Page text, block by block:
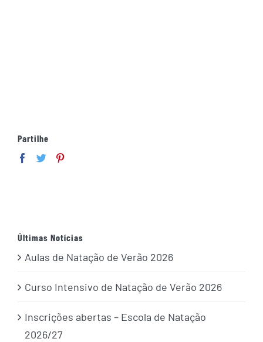
Partilhe
Últimas Notícias
Aulas de Natação de Verão 2026
Curso Intensivo de Natação de Verão 2026
Inscrições abertas – Escola de Natação
2026/27